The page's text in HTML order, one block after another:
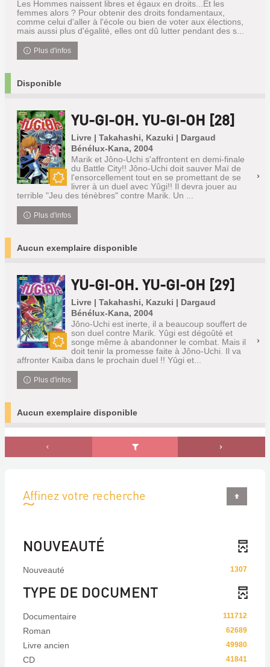
Les Hommes naissent libres et égaux en droits...Et les
femmes alors ? Pour obtenir des droits fondamentaux,
comme celui d'aller à l'école ou bien de voter aux élections,
mais aussi plus d'égalité, elles ont dû lutter pendant des s...
Plus d'infos
Disponible
YU-GI-OH. YU-GI-OH [28]
Livre | Takahashi, Kazuki | Dargaud
Bénélux-Kana, 2004
Marik et Jôno-Uchi s'affrontent en demi-finale
du Battle City!! Jôno-Uchi doit sauver Maï de
l'ensorcellement tout en se promettant de se
livrer à un duel avec Yûgi!! Il devra jouer au
terrible "Jeu des ténèbres" contre Marik. Un ...
Plus d'infos
Aucun exemplaire disponible
YU-GI-OH. YU-GI-OH [29]
Livre | Takahashi, Kazuki | Dargaud
Bénélux-Kana, 2004
Jôno-Uchi est inerte, il a beaucoup souffert de
son duel contre Marik. Yûgi est dégoûté et
songe même à abandonner le combat. Mais il
doit tenir la promesse faite à Jôno-Uchi. Il va
affronter Kaiba dans le prochain duel !! Yûgi et...
Plus d'infos
Aucun exemplaire disponible
Affinez votre recherche
NOUVEAUTÉ
1307
Nouveauté
TYPE DE DOCUMENT
111712
Documentaire
62689
Roman
49980
Livre ancien
41841
CD